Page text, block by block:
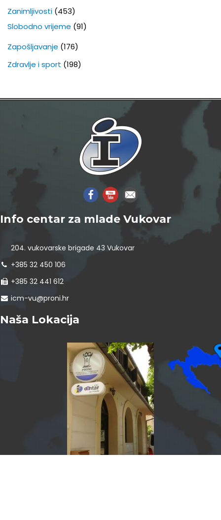
Zanimljivosti (453)
Slobodno vrijeme (91)
Zapošljavanje (176)
Zdravlje i sport (198)
Info centar za mlade Vukovar
204. vukovarske brigade 43 Vukovar
+385 32 450 106
+385 32 441 612
icm-vu@proni.hr
Naša Lokacija